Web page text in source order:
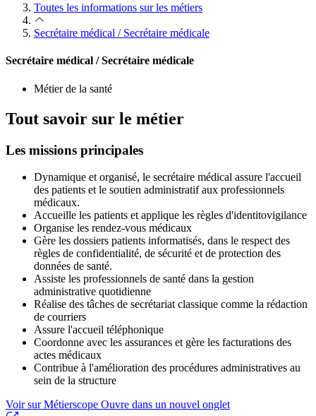
Toutes les informations sur les métiers
Secrétaire médical / Secrétaire médicale
Secrétaire médical / Secrétaire médicale
Métier de la santé
Tout savoir sur le métier
Les missions principales
Dynamique et organisé, le secrétaire médical assure l'accueil
des patients et le soutien administratif aux professionnels
médicaux.
Accueille les patients et applique les règles d'identitovigilance
Organise les rendez-vous médicaux
Gère les dossiers patients informatisés, dans le respect des
règles de confidentialité, de sécurité et de protection des
données de santé.
Assiste les professionnels de santé dans la gestion
administrative quotidienne
Réalise des tâches de secrétariat classique comme la rédaction
de courriers
Assure l'accueil téléphonique
Coordonne avec les assurances et gère les facturations des
actes médicaux
Contribue à l'amélioration des procédures administratives au
sein de la structure
Voir sur Métierscope Ouvre dans un nouvel onglet